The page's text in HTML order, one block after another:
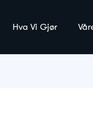
Hva Vi Gjør